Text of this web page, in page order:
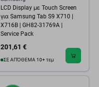
LCD Display με Touch Screen
για Samsung Tab S9 X710 |
X716B | GH82-31769A |
Service Pack
201,61 €
ΣΕ ΑΠΌΘΕΜΑ 10+ τεμ